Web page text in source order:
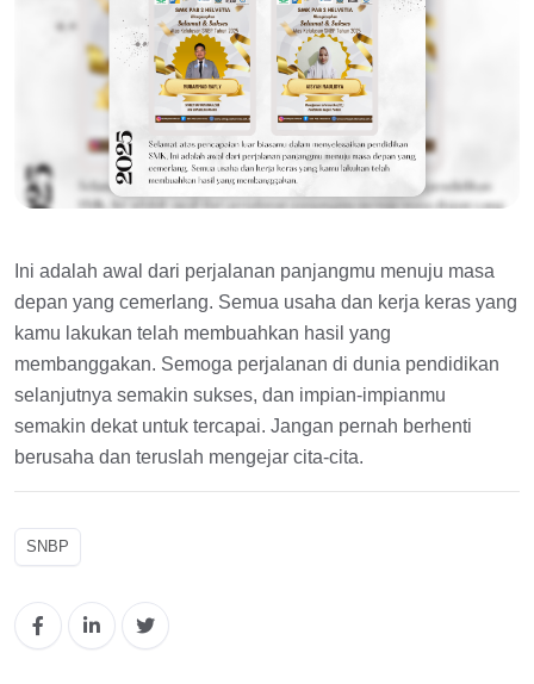
Ini adalah awal dari perjalanan panjangmu menuju masa
depan yang cemerlang. Semua usaha dan kerja keras yang
kamu lakukan telah membuahkan hasil yang
membanggakan. Semoga perjalanan di dunia pendidikan
selanjutnya semakin sukses, dan impian-impianmu
semakin dekat untuk tercapai. Jangan pernah berhenti
berusaha dan teruslah mengejar cita-cita.
SNBP